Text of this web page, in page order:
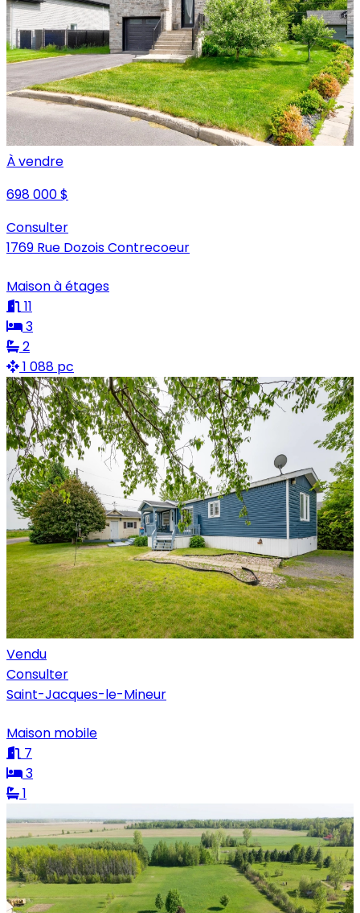
À vendre
698 000 $
Consulter
1769 Rue Dozois Contrecoeur
Maison à étages
11
3
2
1 088 pc
Vendu
Consulter
Saint-Jacques-le-Mineur
Maison mobile
7
3
1